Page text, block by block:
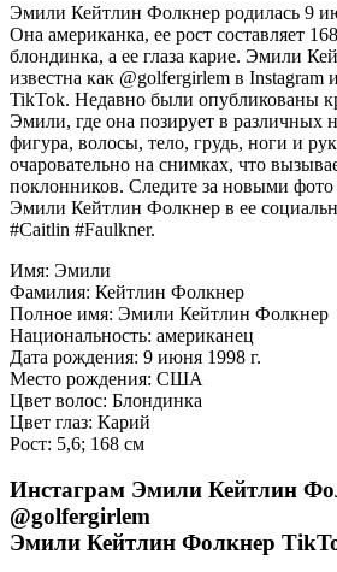
Эмили Кейтлин Фолкнер родилась 9
Она американка, ее рост составляет
блондинка, а ее глаза карие. Эмили
известна как @golfergirlem в Instagram
TikTok. Недавно были опубликованы
Эмили, где она позирует в различных
фигура, волосы, тело, грудь, ноги и
очаровательно на снимках, что
поклонников. Следите за новыми
Эмили Кейтлин Фолкнер в ее
#Caitlin #Faulkner.
Имя: Эмили
Фамилия: Кейтлин Фолкнер
Полное имя: Эмили Кейтлин Фолкнер
Национальность: американец
Дата рождения: 9 июня 1998 г.
Место рождения: США
Цвет волос: Блондинка
Цвет глаз: Карий
Рост: 5,6; 168 см
Инстаграм Эмили Кейтлин
@golfergirlem
Эмили Кейтлин Фолкнер